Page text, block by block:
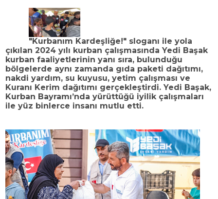
"Kurbanım Kardeşliğe!" sloganı ile yola
çıkılan 2024 yılı kurban çalışmasında Yedi Başak
kurban faaliyetlerinin yanı sıra, bulunduğu
bölgelerde aynı zamanda gıda paketi dağıtımı,
nakdi yardım, su kuyusu, yetim çalışması ve
Kuranı Kerim dağıtımı gerçekleştirdi. Yedi Başak,
Kurban Bayramı’nda yürüttüğü iyilik çalışmaları
ile yüz binlerce insanı mutlu etti.